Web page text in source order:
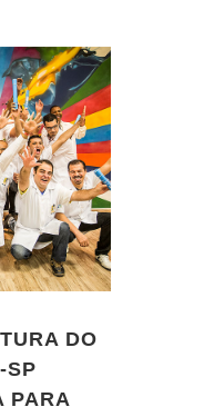
DO
SP
PARA